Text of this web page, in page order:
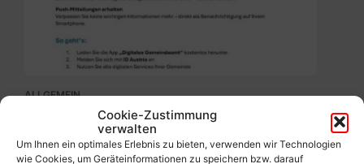
Cookie-Zustimmung
verwalten
Um Ihnen ein optimales Erlebnis zu bieten, verwenden wir Technologien
wie Cookies, um Geräteinformationen zu speichern bzw. darauf
Gemeindeamt_Pressetext.pdf
ALLGEMEIN
IHR DIGITALES GEMEINDEAMT IST DA!
8. August 2025